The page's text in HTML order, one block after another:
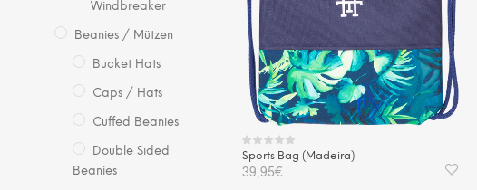
Windbreaker
Beanies / Mützen
Bucket Hats
Caps / Hats
Cuffed Beanies
Double Sided
Beanies
Sports Bag (Madeira)
39,95€